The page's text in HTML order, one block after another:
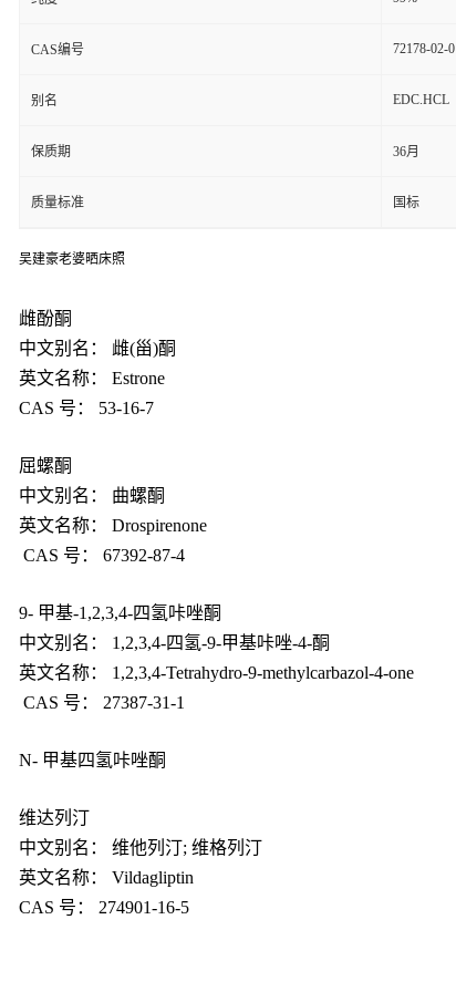
CAS编号 72178-02-0
别名 EDC.HCL
保质期 36月
质量标准 国标
吴建豪老婆晒床照
雌酚酮
中文别名： 雌(甾)酮
英文名称： Estrone
CAS 号： 53-16-7
屈螺酮
中文别名： 曲螺酮
英文名称： Drospirenone
CAS 号： 67392-87-4
9- 甲基-1,2,3,4-四氢咔唑酮
中文别名： 1,2,3,4-四氢-9-甲基咔唑-4-酮
英文名称： 1,2,3,4-Tetrahydro-9-methylcarbazol-4-one
CAS 号： 27387-31-1
N- 甲基四氢咔唑酮
维达列汀
中文别名： 维他列汀; 维格列汀
英文名称： Vildagliptin
CAS 号： 274901-16-5